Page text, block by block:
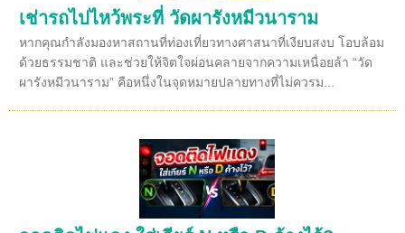
เช่ารถไปไหว้พระที่ วัดผารังหมีวนาราม
หากคุณกำลังมองหาสถานที่ท่องเที่ยวทางศาสนาที่เงียบสงบ โอบล้อม
ด้วยธรรมชาติ และช่วยให้จิตใจผ่อนคลายจากความเหนื่อยล้า “วัด
ผารังหมีวนาราม” คือหนึ่งในจุดหมายปลายทางที่ไม่ควรม...